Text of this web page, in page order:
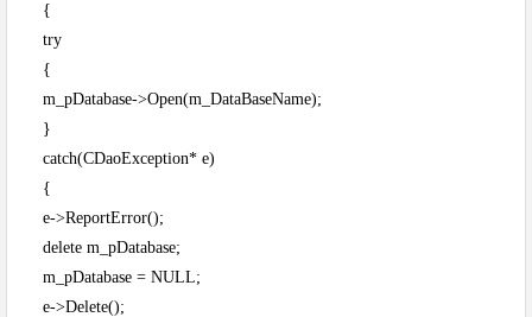
{
try
{
m_pDatabase->Open(m_DataBaseName);
}
catch(CDaoException* e)
{
e->ReportError();
delete m_pDatabase;
m_pDatabase = NULL;
e->Delete();